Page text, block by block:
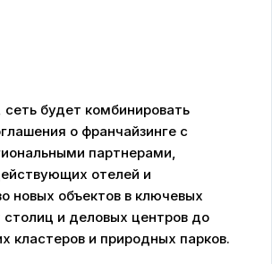
сеть будет комбинировать
о франчайзинге с
партнерами,
отелей и
новых объектов в ключевых
столиц и деловых центров до
кластеров и природных парков.